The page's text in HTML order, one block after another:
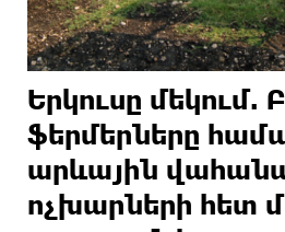
Երկուսը
ֆերմերները
արևային
ոչխարների հետ